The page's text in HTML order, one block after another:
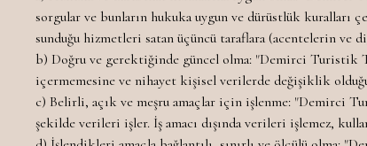
sorgular ve bunların hukuka uygun ve dürüstlük
sunduğu hizmetleri satan üçüncü taraflara (acentelerin ve
b) Doğru ve gerektiğinde güncel olma: "Demirci Turistik
içermemesine ve nihayet kişisel verilerde değişiklik
c) Belirli, açık ve meşru amaçlar için işlenme: "Demirci
şekilde verileri işler. İş amacı dışında verileri işlemez,